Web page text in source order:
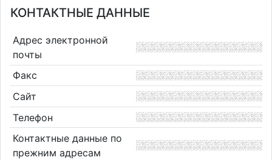
КОНТАКТНЫЕ ДАННЫЕ
Адрес электронной
почты
Факс
Сайт
Телефон
Контактные данные по
прежним адресам